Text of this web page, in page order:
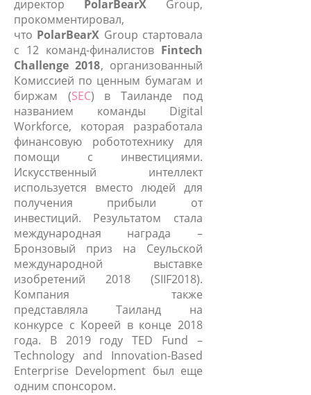
директор PolarBearX Group,
прокомментировал,
что PolarBearX Group стартовала
с 12 команд-финалистов Fintech
Challenge 2018, организованный
Комиссией по ценным бумагам и
биржам (SEC) в Таиланде под
названием команды Digital
Workforce, которая разработала
финансовую робототехнику для
помощи с инвестициями.
Искусственный интеллект
используется вместо людей для
получения прибыли от
инвестиций. Результатом стала
международная награда –
Бронзовый приз на Сеульской
международной выставке
изобретений 2018 (SIIF2018).
Компания также
представляла Таиланд на
конкурсе с Кореей в конце 2018
года. В 2019 году TED Fund –
Technology and Innovation-Based
Enterprise Development был еще
одним спонсором.